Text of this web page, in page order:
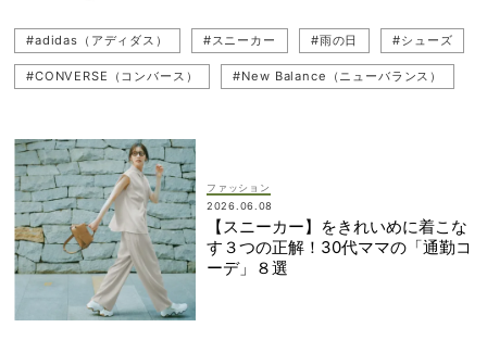
#adidas（アディダス） #スニーカー #雨の日 #シューズ
#CONVERSE（コンバース） #New Balance（ニューバランス）
ファッション
2026.06.08
【スニーカー】をきれいめに着こな
す３つの正解！30代ママの「通勤コ
ーデ」８選